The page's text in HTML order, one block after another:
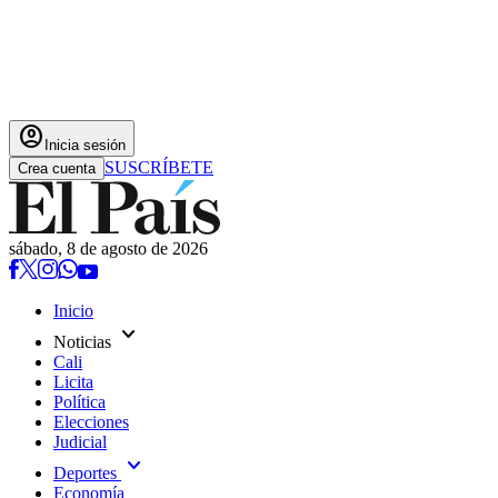
account_circle Inicia sesión
Crea cuenta SUSCRÍBETE
sábado, 8 de agosto de 2026
Inicio
Noticias expand_more
Cali
Licita
Política
Elecciones
Judicial
Deportes expand_more
Economía